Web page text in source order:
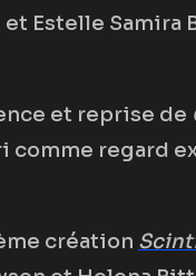
Estelle Samira
et reprise de
comme regard
création